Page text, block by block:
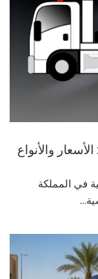
والأنواع
في المملكة